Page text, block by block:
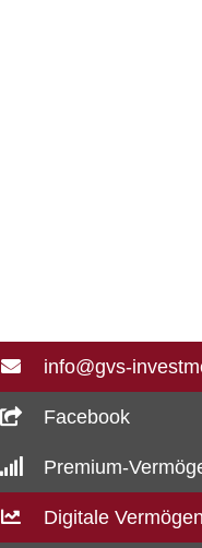
info@gvs-
Facebook
Premium-
Digitale